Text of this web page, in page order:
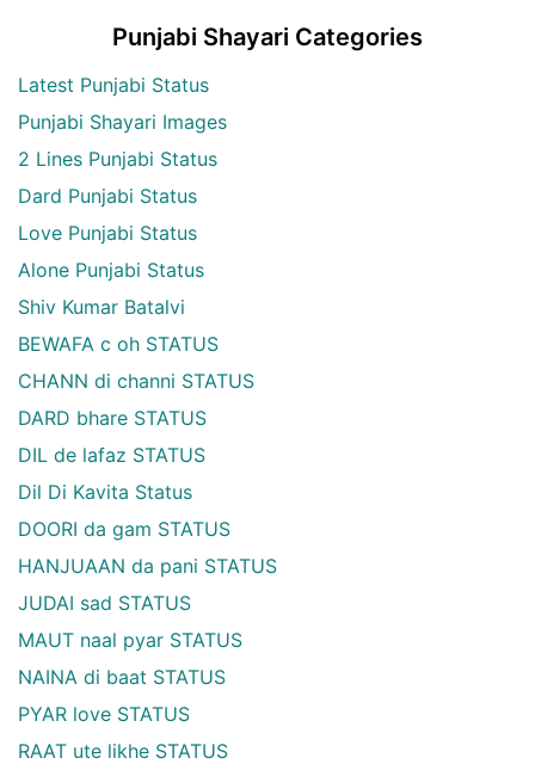
Punjabi Shayari Categories
Latest Punjabi Status
Punjabi Shayari Images
2 Lines Punjabi Status
Dard Punjabi Status
Love Punjabi Status
Alone Punjabi Status
Shiv Kumar Batalvi
BEWAFA c oh STATUS
CHANN di channi STATUS
DARD bhare STATUS
DIL de lafaz STATUS
Dil Di Kavita Status
DOORI da gam STATUS
HANJUAAN da pani STATUS
JUDAI sad STATUS
MAUT naal pyar STATUS
NAINA di baat STATUS
PYAR love STATUS
RAAT ute likhe STATUS